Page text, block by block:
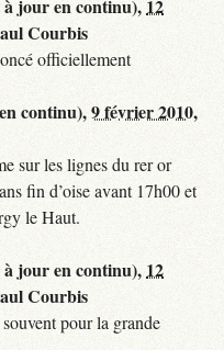
jour en continu), 12
Courbis
officiellement
continu),9 février 2010,
sur les lignes du rer or
fin d’oise avant 17h00 et
le Haut.
jour en continu), 12
Courbis
pour la grande